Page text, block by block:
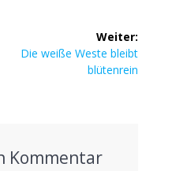
Weiter:
Nächster
Die wei­ße Wes­te bleibt
blütenrein
Kommentar